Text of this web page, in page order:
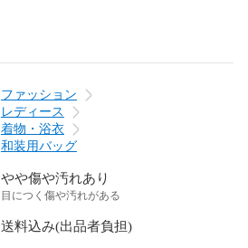
ファッション
レディース
着物・浴衣
和装用バッグ
やや傷や汚れあり
目につく傷や汚れがある
送料込み(出品者負担)